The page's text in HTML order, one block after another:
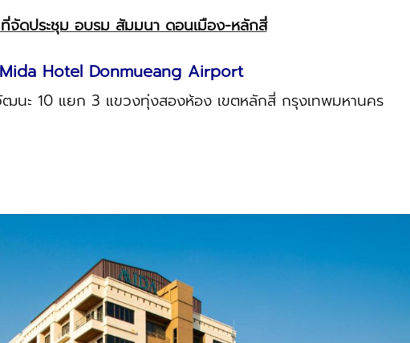
จัดประชุม อบรม สัมมนา ดอนเมือง-หลักสี่
Hotel Donmueang Airport
ะ 10 แยก 3 แขวงทุ่งสองห้อง เขตหลักสี่ กรุงเทพมหานคร